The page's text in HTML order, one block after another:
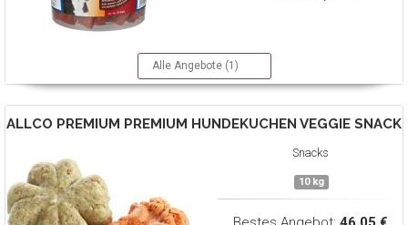
Alle Angebote (1)
ALLCO PREMIUM PREMIUM HUNDEKUCHEN VEGGIE SNACK
Snacks
10 kg